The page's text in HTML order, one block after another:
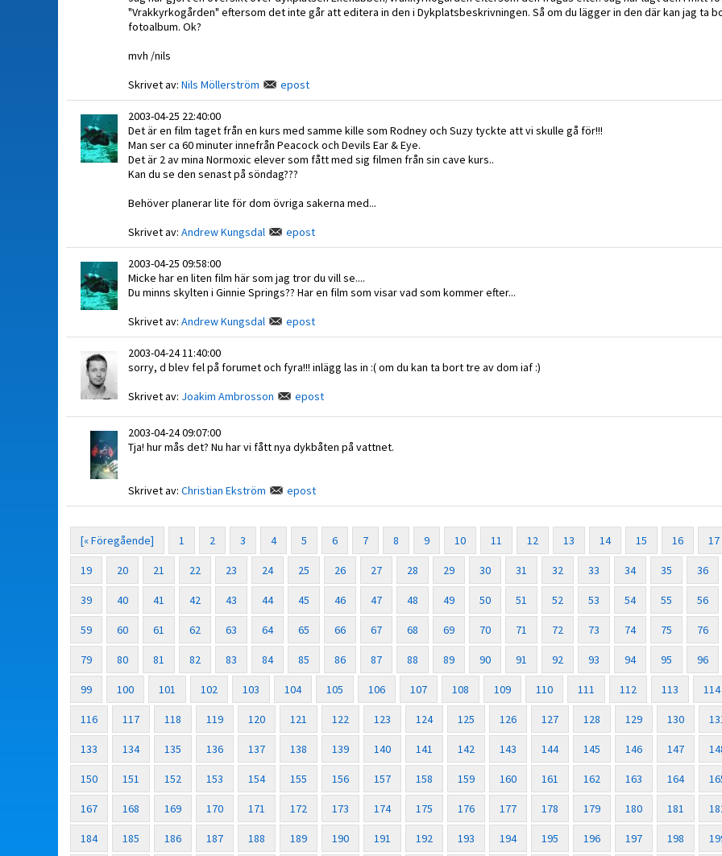
"Vrakkyrkogården" eftersom det inte går att editera in den i Dykplatsbeskrivningen. Så om du lägger in den där kan jag ta
fotoalbum. Ok?
mvh /nils
Skrivet av: Nils Möllerström epost
2003-04-25 22:40:00
Det är en film taget från en kurs med samme kille som Rodney och Suzy tyckte att vi skulle gå för!!!
Man ser ca 60 minuter innefrån Peacock och Devils Ear & Eye.
Det är 2 av mina Normoxic elever som fått med sig filmen från sin cave kurs..
Kan du se den senast på söndag???
Behöver planerar lite för dom övriga sakerna med...
Skrivet av: Andrew Kungsdal epost
2003-04-25 09:58:00
Micke har en liten film här som jag tror du vill se....
Du minns skylten i Ginnie Springs?? Har en film som visar vad som kommer efter...
Skrivet av: Andrew Kungsdal epost
2003-04-24 11:40:00
sorry, d blev fel på forumet och fyra!!! inlägg las in :( om du kan ta bort tre av dom iaf :)
Skrivet av: Joakim Ambrosson epost
2003-04-24 09:07:00
Tja! hur mås det? Nu har vi fått nya dykbåten på vattnet.
Skrivet av: Christian Ekström epost
[« Föregående] 1 2 3 4 5 6 7 8 9 10 11 12 13 14 15 16 17
19 20 21 22 23 24 25 26 27 28 29 30 31 32 33 34 35 36
39 40 41 42 43 44 45 46 47 48 49 50 51 52 53 54 55 56
59 60 61 62 63 64 65 66 67 68 69 70 71 72 73 74 75 76
79 80 81 82 83 84 85 86 87 88 89 90 91 92 93 94 95 96
99 100 101 102 103 104 105 106 107 108 109 110 111 112 113 114
116 117 118 119 120 121 122 123 124 125 126 127 128 129 130
133 134 135 136 137 138 139 140 141 142 143 144 145 146 147
150 151 152 153 154 155 156 157 158 159 160 161 162 163 164
167 168 169 170 171 172 173 174 175 176 177 178 179 180 181
184 185 186 187 188 189 190 191 192 193 194 195 196 197 198